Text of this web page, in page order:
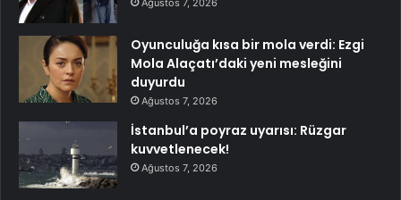
Ağustos 7, 2026
Oyunculuğa kısa bir mola verdi: Ezgi
Mola Alaçatı’daki yeni mesleğini
duyurdu
Ağustos 7, 2026
İstanbul’a poyraz uyarısı: Rüzgar
kuvvetlenecek!
Ağustos 7, 2026